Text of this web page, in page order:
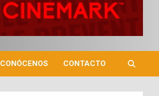
CONÓCENOS CONTACTO